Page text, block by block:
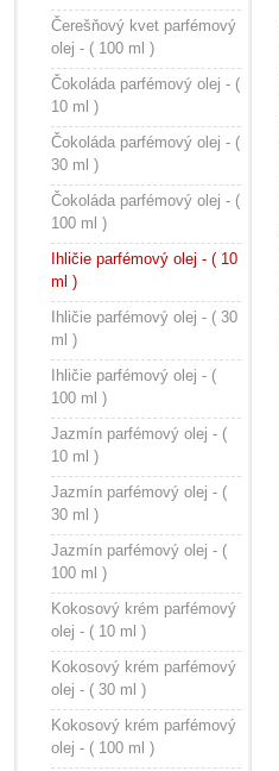
Čerešňový kvet parfémový
olej - ( 100 ml )
Čokoláda parfémový olej - (
10 ml )
Čokoláda parfémový olej - (
30 ml )
Čokoláda parfémový olej - (
100 ml )
Ihličie parfémový olej - ( 10
ml )
Ihličie parfémový olej - ( 30
ml )
Ihličie parfémový olej - (
100 ml )
Jazmín parfémový olej - (
10 ml )
Jazmín parfémový olej - (
30 ml )
Jazmín parfémový olej - (
100 ml )
Kokosový krém parfémový
olej - ( 10 ml )
Kokosový krém parfémový
olej - ( 30 ml )
Kokosový krém parfémový
olej - ( 100 ml )